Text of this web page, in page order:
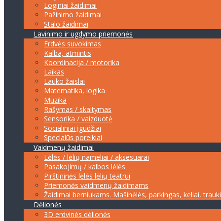
Loginiai žaidimai
Pažinimo žaidimai
Stalo žaidimai
Lavinimo ir ugdymo priemonės
Erdvės suvokimas
Kalba, atmintis
Koordinacija / motorika
Laikas
Lauko žaislai
Matematika, logika
Muzika
Rašymas / skaitymas
Sensorika / vaizduotė
Socialiniai įgūdžiai
Specialūs poreikiai
Vaidmenų žaidimai
Lėlės / lėlių nameliai / aksesuarai
Pasakojimų / kalbos lėlės
Pirštininės lėlės lėlių teatrui
Priemonės vaidmenų žaidimams
Žaidimai berniukams. Mašinėlės, parkingas, keliai,
Dėlionės
3D erdvinės dėlionės